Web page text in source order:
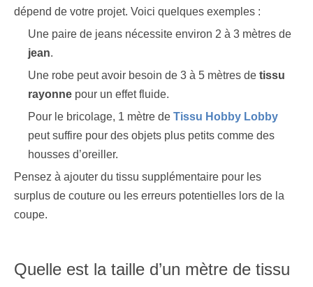
dépend de votre projet. Voici quelques exemples :
Une paire de jeans nécessite environ 2 à 3 mètres de
jean.
Une robe peut avoir besoin de 3 à 5 mètres de tissu
rayonne pour un effet fluide.
Pour le bricolage, 1 mètre de Tissu Hobby Lobby
peut suffire pour des objets plus petits comme des
housses d’oreiller.
Pensez à ajouter du tissu supplémentaire pour les
surplus de couture ou les erreurs potentielles lors de la
coupe.
Quelle est la taille d’un mètre de tissu